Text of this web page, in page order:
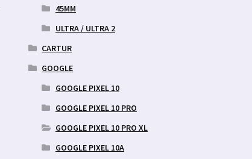
45MM
ULTRA / ULTRA 2
CARTUR
GOOGLE
GOOGLE PIXEL 10
GOOGLE PIXEL 10 PRO
GOOGLE PIXEL 10 PRO XL
GOOGLE PIXEL 10A